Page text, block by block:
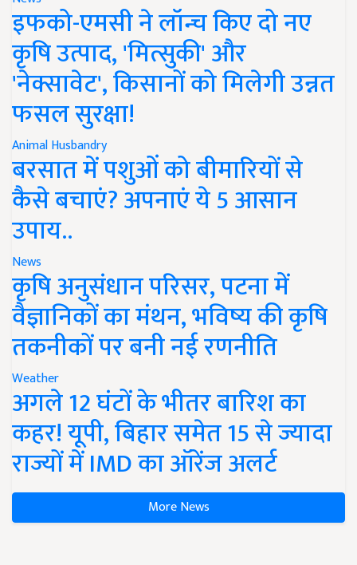
इफको-एमसी ने लॉन्च किए दो नए
कृषि उत्पाद, 'मित्सुकी' और
'नेक्सावेट', किसानों को मिलेगी उन्नत
फसल सुरक्षा!
Animal Husbandry
बरसात में पशुओं को बीमारियों से
कैसे बचाएं? अपनाएं ये 5 आसान
उपाय..
News
कृषि अनुसंधान परिसर, पटना में
वैज्ञानिकों का मंथन, भविष्य की कृषि
तकनीकों पर बनी नई रणनीति
Weather
अगले 12 घंटों के भीतर बारिश का
कहर! यूपी, बिहार समेत 15 से ज्यादा
राज्यों में IMD का ऑरेंज अलर्ट
More News